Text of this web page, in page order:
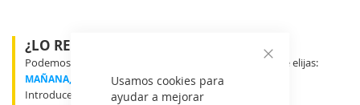
Cerrar
Usamos cookies para
ayudar a mejorar
¿LO RECIBIRÉ MAÑANA?
Podemos entregar tu producto en el tramo horario que elijas:
MAÑANA, MEDIO DÍA o TARDE
Introduce tu código postal para ver disponibilidad